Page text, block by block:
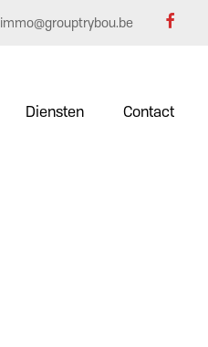
immo@grouptrybou.be
Diensten Contact